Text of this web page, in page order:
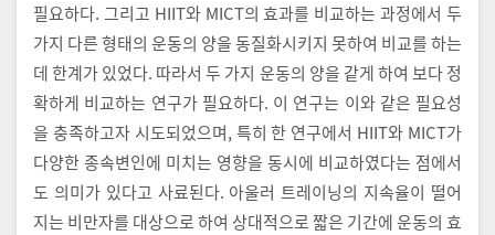
필요하다. 그리고 HIIT와 MICT의 효과를 비교하는 과정에서 두
가지 다른 형태의 운동의 양을 동질화시키지 못하여 비교를 하는
데 한계가 있었다. 따라서 두 가지 운동의 양을 같게 하여 보다 정
확하게 비교하는 연구가 필요하다. 이 연구는 이와 같은 필요성
을 충족하고자 시도되었으며, 특히 한 연구에서 HIIT와 MICT가
다양한 종속변인에 미치는 영향을 동시에 비교하였다는 점에서
도 의미가 있다고 사료된다. 아울러 트레이닝의 지속율이 떨어
지는 비만자를 대상으로 하여 상대적으로 짧은 기간에 운동의 효